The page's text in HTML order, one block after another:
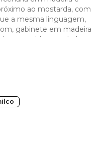
ao mostarda, com
a mesma linguagem,
gabinete em madeira
em vidro canelado.